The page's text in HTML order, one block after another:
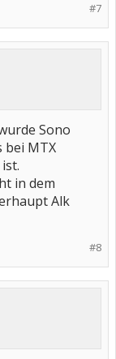
#7
Sono
bei MTX
in dem
Alk
#8